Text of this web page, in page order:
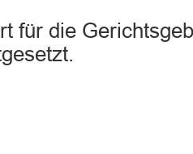
für die